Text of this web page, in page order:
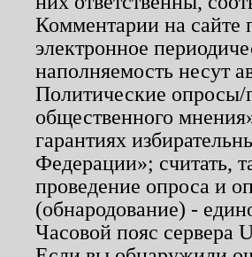
Комментарии на
электронное
наполняемость несут
Политические опросы/
общественного
гарантиях
Федерации»; считать,
проведение опроса и
(обнародование) -
Часовой пояс сервера